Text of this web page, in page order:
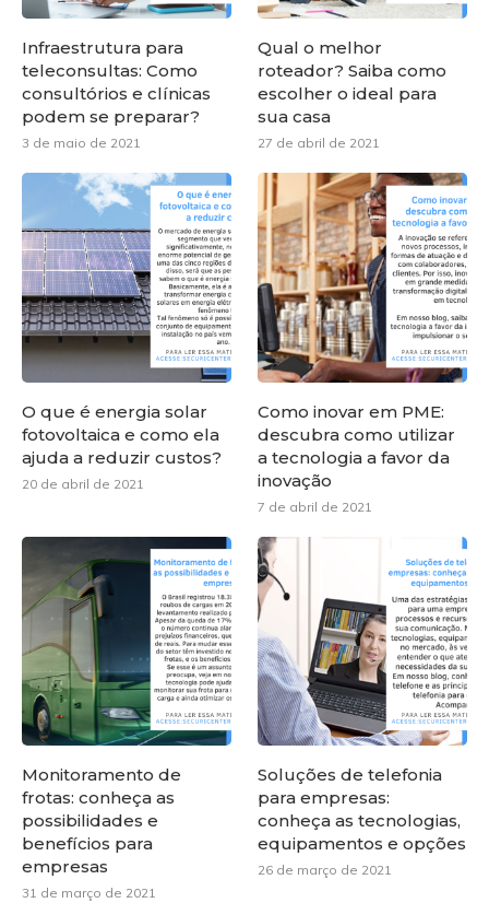
Infraestrutura para
teleconsultas: Como
consultórios e clínicas
podem se preparar?
3 de maio de 2021
Qual o melhor
roteador? Saiba como
escolher o ideal para
sua casa
27 de abril de 2021
O que é energia solar
fotovoltaica e como ela
ajuda a reduzir custos?
20 de abril de 2021
Como inovar em PME:
descubra como utilizar
a tecnologia a favor da
inovação
7 de abril de 2021
Monitoramento de
frotas: conheça as
possibilidades e
benefícios para
empresas
31 de março de 2021
Soluções de telefonia
para empresas:
conheça as tecnologias,
equipamentos e opções
26 de março de 2021